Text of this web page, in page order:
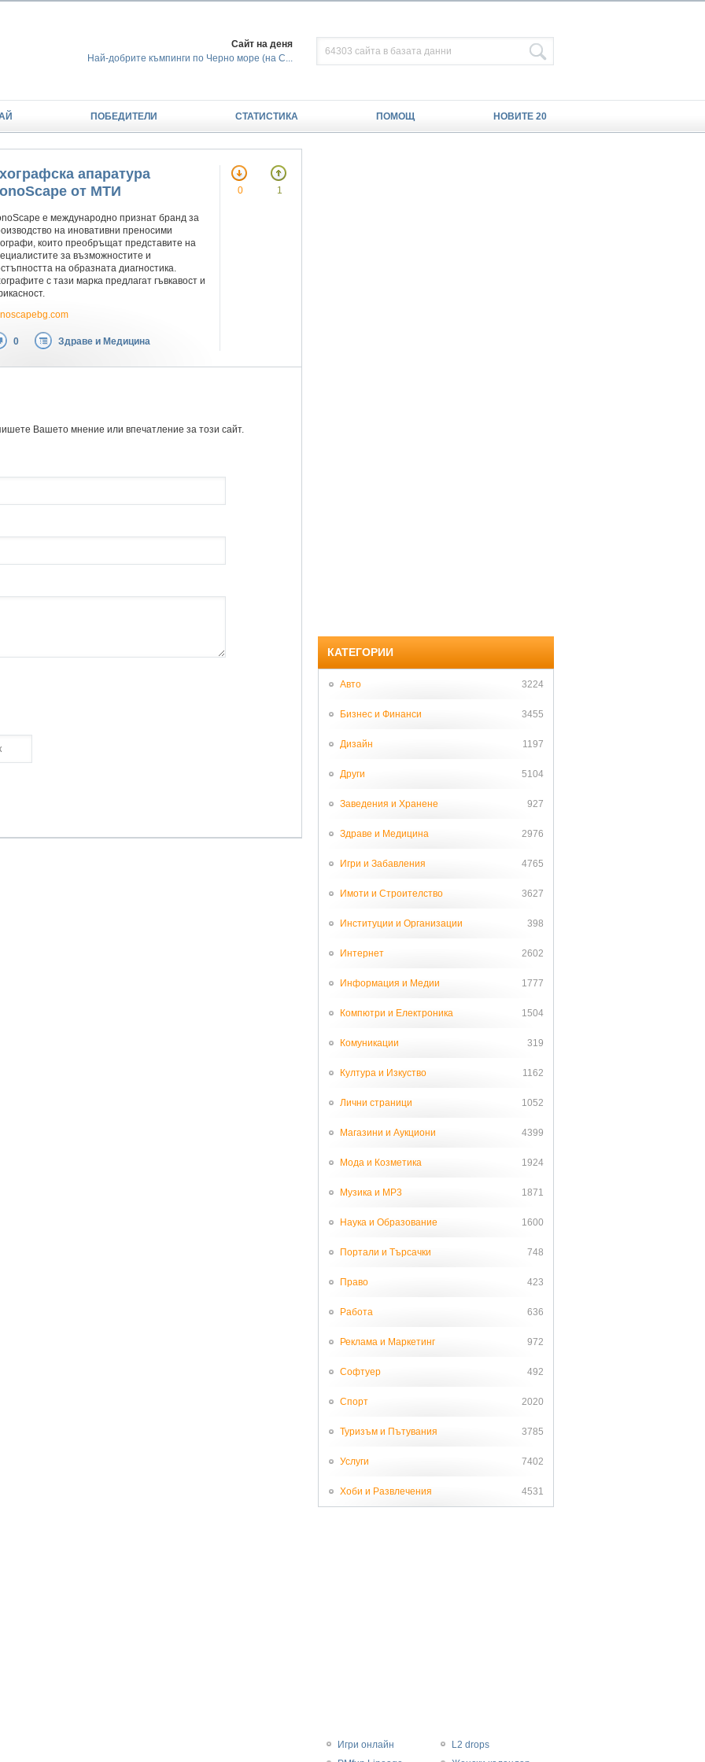
Сайт на деня
Най-добрите къмпинги по Черно море (на С...
ПОБЕДИТЕЛИ СТАТИСТИКА ПОМОЩ НОВИТЕ 20
апаратура
от МТИ
е международно признат бранд за
на иновативни преносими
които преобръщат представите на
за възможностите и
на образната диагностика.
с тази марка предлагат гъвкавост и
0 Здраве и Медицина
0 1
Вашето мнение или впечатление за този сайт.
КАТЕГОРИИ
Авто 3224
Бизнес и Финанси 3455
Дизайн 1197
Други 5104
Заведения и Хранене 927
Здраве и Медицина 2976
Игри и Забавления 4765
Имоти и Строителство 3627
Институции и Организации 398
Интернет 2602
Информация и Медии 1777
Компютри и Електроника 1504
Комуникации 319
Култура и Изкуство 1162
Лични страници 1052
Магазини и Аукциони 4399
Мода и Козметика 1924
Музика и MP3 1871
Наука и Образование 1600
Портали и Търсачки 748
Право 423
Работа 636
Реклама и Маркетинг 972
Софтуер 492
Спорт 2020
Туризъм и Пътувания 3785
Услуги 7402
Хоби и Развлечения 4531
Игри онлайн
L2 drops